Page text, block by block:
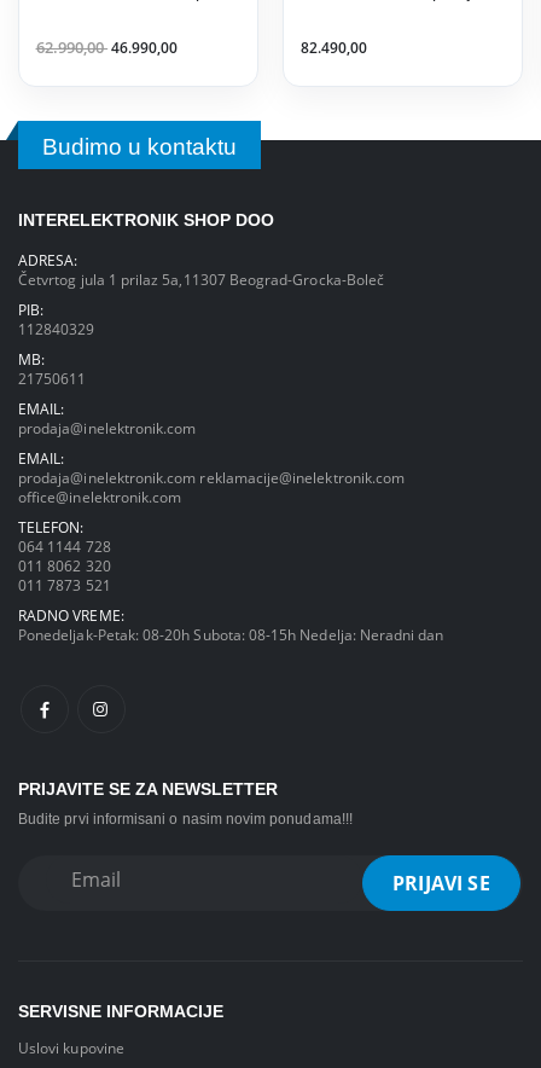
62.990,0046.990,00 82.490,00
Budimo u kontaktu
INTERELEKTRONIK SHOP DOO
ADRESA:
Četvrtog jula 1 prilaz 5a,11307 Beograd-Grocka-Boleč
PIB:
112840329
MB:
21750611
EMAIL:
prodaja@inelektronik.com
EMAIL:
prodaja@inelektronik.com reklamacije@inelektronik.com
office@inelektronik.com
TELEFON:
064 1144 728
011 8062 320
011 7873 521
RADNO VREME:
Ponedeljak-Petak: 08-20h Subota: 08-15h Nedelja: Neradni dan
PRIJAVITE SE ZA NEWSLETTER
Budite prvi informisani o nasim novim ponudama!!!
SERVISNE INFORMACIJE
Uslovi kupovine